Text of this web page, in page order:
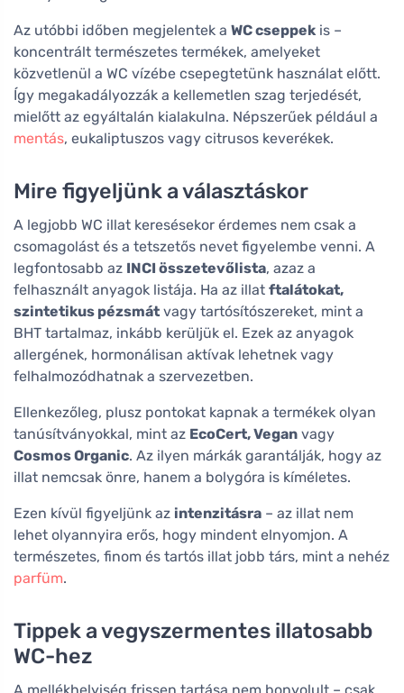
Az utóbbi időben megjelentek a WC cseppek is –
koncentrált természetes termékek, amelyeket
közvetlenül a WC vízébe csepegtetünk használat előtt.
Így megakadályozzák a kellemetlen szag terjedését,
mielőtt az egyáltalán kialakulna. Népszerűek például a
mentás, eukaliptuszos vagy citrusos keverékek.
Mire figyeljünk a választáskor
A legjobb WC illat keresésekor érdemes nem csak a
csomagolást és a tetszetős nevet figyelembe venni. A
legfontosabb az INCI összetevőlista, azaz a
felhasznált anyagok listája. Ha az illat ftalátokat,
szintetikus pézsmát vagy tartósítószereket, mint a
BHT tartalmaz, inkább kerüljük el. Ezek az anyagok
allergének, hormonálisan aktívak lehetnek vagy
felhalmozódhatnak a szervezetben.
Ellenkezőleg, plusz pontokat kapnak a termékek olyan
tanúsítványokkal, mint az EcoCert, Vegan vagy
Cosmos Organic. Az ilyen márkák garantálják, hogy az
illat nemcsak önre, hanem a bolygóra is kíméletes.
Ezen kívül figyeljünk az intenzitásra – az illat nem
lehet olyannyira erős, hogy mindent elnyomjon. A
természetes, finom és tartós illat jobb társ, mint a nehéz
parfüm.
Tippek a vegyszermentes illatosabb
WC-hez